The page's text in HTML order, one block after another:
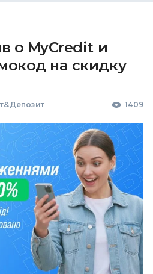
о MyCredit и
на скидку
1409